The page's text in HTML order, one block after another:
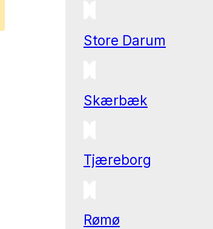
Store Darum
Skærbæk
Tjæreborg
Rømø